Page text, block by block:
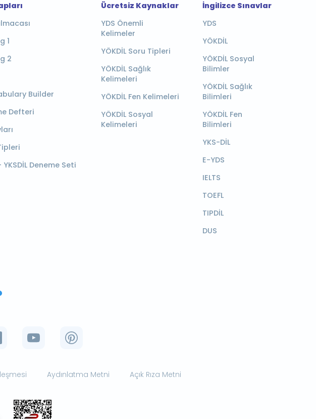
1
2
Builder
Defteri
Deneme Seti
Ücretsiz Kaynaklar
YDS Önemli
Kelimeler
YÖKDİL Soru Tipleri
YÖKDİL Sağlık
Kelimeleri
YÖKDİL Fen Kelimeleri
YÖKDİL Sosyal
Kelimeleri
İngilizce Sınavlar
YDS
YÖKDİL
YÖKDİL Sosyal
Bilimler
YÖKDİL Sağlık
Bilimleri
YÖKDİL Fen
Bilimleri
YKS-DİL
E-YDS
IELTS
TOEFL
TIPDİL
DUS
Aydınlatma Metni Açık Rıza Metni